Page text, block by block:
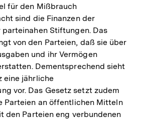
für den Mißbrauch
sind die Finanzen der
Stiftungen. Das
von den Parteien, daß sie über
und ihr Vermögen
Dementsprechend sieht
eine jährliche
vor. Das Gesetz setzt zudem
Parteien an öffentlichen Mitteln
den Parteien eng verbundenen